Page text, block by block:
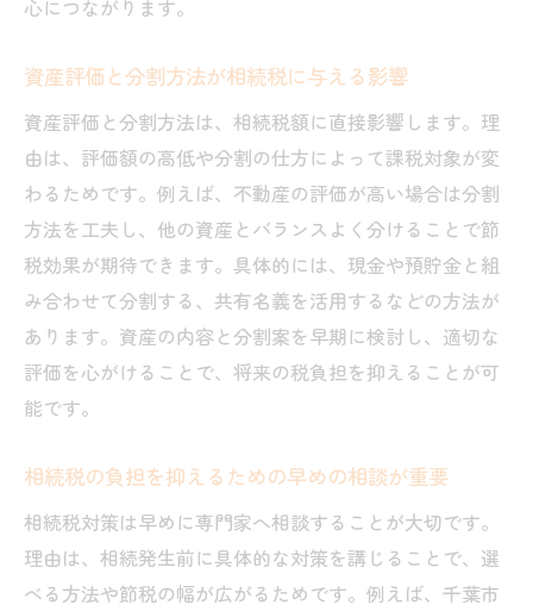
心につながります。
資産評価と分割方法が相続税に与える影響
資産評価と分割方法は、相続税額に直接影響します。理
由は、評価額の高低や分割の仕方によって課税対象が変
わるためです。例えば、不動産の評価が高い場合は分割
方法を工夫し、他の資産とバランスよく分けることで節
税効果が期待できます。具体的には、現金や預貯金と組
み合わせて分割する、共有名義を活用するなどの方法が
あります。資産の内容と分割案を早期に検討し、適切な
評価を心がけることで、将来の税負担を抑えることが可
能です。
相続税の負担を抑えるための早めの相談が重要
相続税対策は早めに専門家へ相談することが大切です。
理由は、相続発生前に具体的な対策を講じることで、選
べる方法や節税の幅が広がるためです。例えば、千葉市